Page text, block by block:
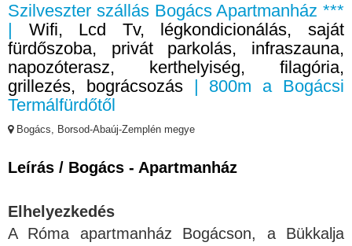
Szilveszter szállás Bogács Apartmanház ***
| Wifi, Lcd Tv, légkondicionálás, saját
fürdőszoba, privát parkolás, infraszauna,
napozóterasz, kerthelyiség, filagória,
grillezés, bográcsozás| 800m a Bogácsi
Termálfürdőtől
Bogács, Borsod-Abaúj-Zemplén megye
Leírás / Bogács - Apartmanház
Elhelyezkedés
A Róma apartmanház Bogácson, a Bükkalja